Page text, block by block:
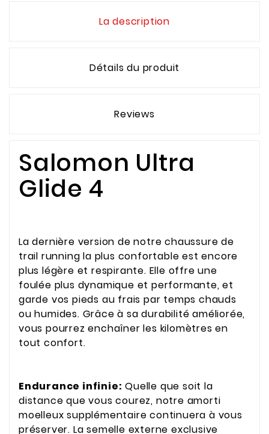
La description
Détails du produit
Reviews
Salomon Ultra
Glide 4
La dernière version de notre chaussure de
trail running la plus confortable est encore
plus légère et respirante. Elle offre une
foulée plus dynamique et performante, et
garde vos pieds au frais par temps chauds
ou humides. Grâce à sa durabilité améliorée,
vous pourrez enchaîner les kilomètres en
tout confort.
Endurance infinie: Quelle que soit la
distance que vous courez, notre amorti
moelleux supplémentaire continuera à vous
préserver. La semelle externe exclusive